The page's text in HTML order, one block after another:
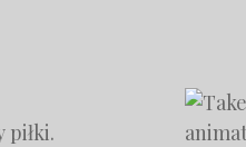
piłki.